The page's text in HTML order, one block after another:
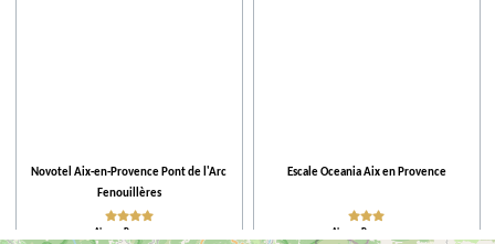
Novotel Aix-en-Provence Pont de l'Arc
Fenouillères
Aix-en-Provence
Escale Oceania Aix en Provence
Aix-en-Provence